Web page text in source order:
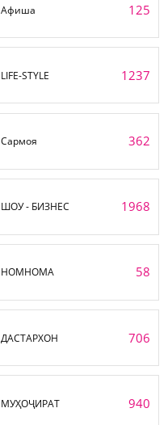
Афиша 125
LIFE-STYLE 1237
Сармоя 362
ШОУ - БИЗНЕС 1968
НОМНОМА 58
ДАСТАРХОН 706
МУҲОҶИРАТ 940